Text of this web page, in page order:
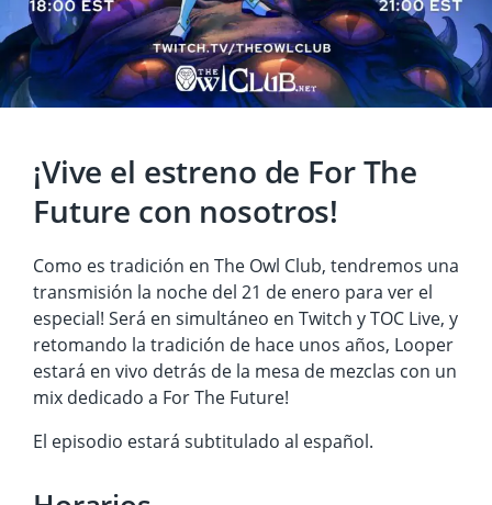
¡Vive el estreno de For The
Future con nosotros!
Como es tradición en The Owl Club, tendremos una
transmisión la noche del 21 de enero para ver el
especial! Será en simultáneo en Twitch y TOC Live, y
retomando la tradición de hace unos años, Looper
estará en vivo detrás de la mesa de mezclas con un
mix dedicado a For The Future!
El episodio estará subtitulado al español.